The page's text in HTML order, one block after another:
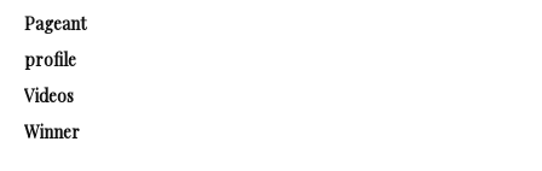
Pageant
profile
Videos
Winner